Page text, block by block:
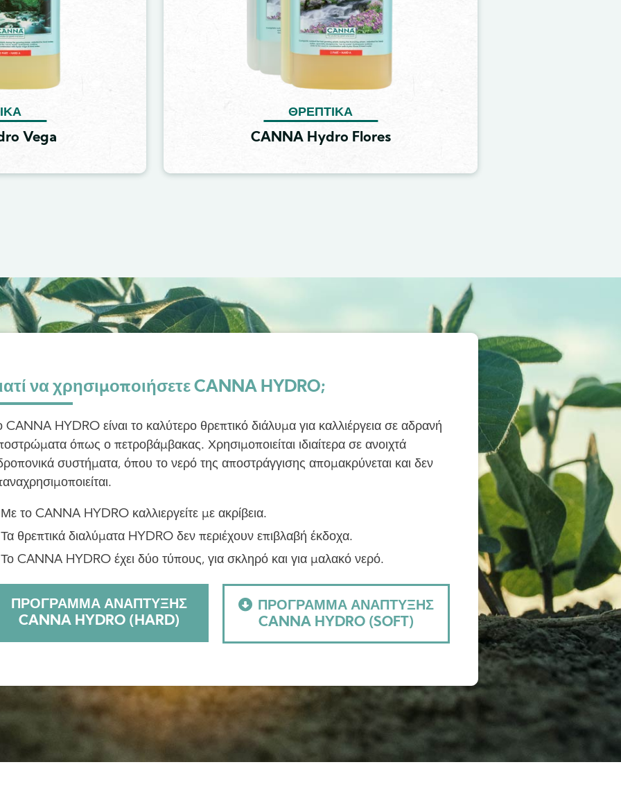
Vega
ΘΡΕΠΤΙΚΆ
CANNA Hydro Flores
να χρησιμοποιήσετε CANNA HYDRO;
CANNA HYDRO είναι το καλύτερο θρεπτικό διάλυμα για καλλιέργεια σε αδρανή
όπως ο πετροβάμβακας. Χρησιμοποιείται ιδιαίτερα σε ανοιχτά
συστήματα, όπου το νερό της αποστράγγισης απομακρύνεται και δεν
Με το CANNA HYDRO καλλιεργείτε με ακρίβεια.
Τα θρεπτικά διαλύματα HYDRO δεν περιέχουν επιβλαβή έκδοχα.
Το CANNA HYDRO έχει δύο τύπους, για σκληρό και για μαλακό νερό.
ΠΡΌΓΡΑΜΜΑ ΑΝΆΠΤΥΞΗΣ
CANNA HYDRO (HARD)
ΠΡΌΓΡΑΜΜΑ ΑΝΆΠΤΥΞΗΣ
CANNA HYDRO (SOFT)